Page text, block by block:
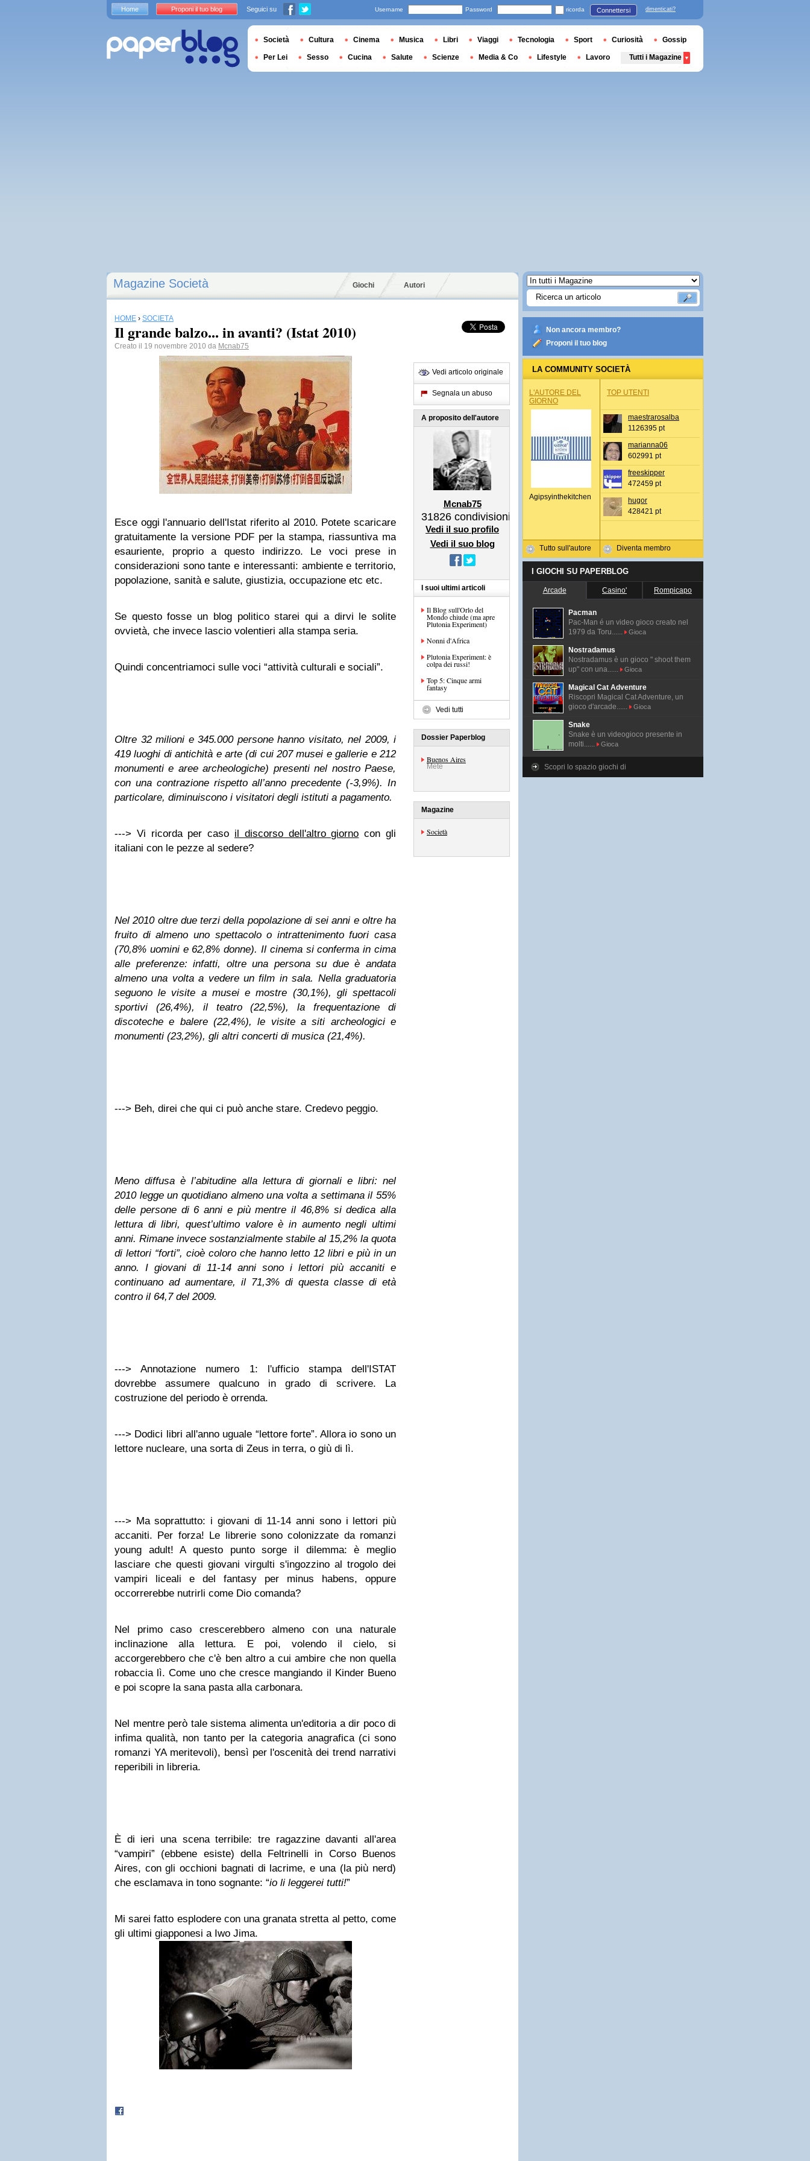
Magazine Società Giochi Autori
HOME › SOCIETÀ
Il grande balzo... in avanti? (Istat 2010)
Creato il 19 novembre 2010 da Mcnab75
Esce oggi l'annuario dell'Istat riferito al 2010. Potete scaricare
gratuitamente la versione PDF per la stampa, riassuntiva ma
esauriente, proprio a questo indirizzo. Le voci prese in
considerazioni sono tante e interessanti: ambiente e territorio,
popolazione, sanità e salute, giustizia, occupazione etc etc.
Se questo fosse un blog politico starei qui a dirvi le solite
ovvietà, che invece lascio volentieri alla stampa seria.
Quindi concentriamoci sulle voci “attività culturali e sociali”.
Oltre 32 milioni e 345.000 persone hanno visitato, nel 2009, i
419 luoghi di antichità e arte (di cui 207 musei e gallerie e 212
monumenti e aree archeologiche) presenti nel nostro Paese,
con una contrazione rispetto all’anno precedente (-3,9%). In
particolare, diminuiscono i visitatori degli istituti a pagamento.
---> Vi ricorda per caso il discorso dell'altro giorno con gli
italiani con le pezze al sedere?
Nel 2010 oltre due terzi della popolazione di sei anni e oltre ha
fruito di almeno uno spettacolo o intrattenimento fuori casa
(70,8% uomini e 62,8% donne). Il cinema si conferma in cima
alle preferenze: infatti, oltre una persona su due è andata
almeno una volta a vedere un film in sala. Nella graduatoria
seguono le visite a musei e mostre (30,1%), gli spettacoli
sportivi (26,4%), il teatro (22,5%), la frequentazione di
discoteche e balere (22,4%), le visite a siti archeologici e
monumenti (23,2%), gli altri concerti di musica (21,4%).
---> Beh, direi che qui ci può anche stare. Credevo peggio.
Meno diffusa è l’abitudine alla lettura di giornali e libri: nel
2010 legge un quotidiano almeno una volta a settimana il 55%
delle persone di 6 anni e più mentre il 46,8% si dedica alla
lettura di libri, quest’ultimo valore è in aumento negli ultimi
anni. Rimane invece sostanzialmente stabile al 15,2% la quota
di lettori “forti”, cioè coloro che hanno letto 12 libri e più in un
anno. I giovani di 11-14 anni sono i lettori più accaniti e
continuano ad aumentare, il 71,3% di questa classe di età
contro il 64,7 del 2009.
---> Annotazione numero 1: l'ufficio stampa dell'ISTAT
dovrebbe assumere qualcuno in grado di scrivere. La
costruzione del periodo è orrenda.
---> Dodici libri all'anno uguale “lettore forte”. Allora io sono un
lettore nucleare, una sorta di Zeus in terra, o giù di lì.
---> Ma soprattutto: i giovani di 11-14 anni sono i lettori più
accaniti. Per forza! Le librerie sono colonizzate da romanzi
young adult! A questo punto sorge il dilemma: è meglio
lasciare che questi giovani virgulti s'ingozzino al trogolo dei
vampiri liceali e del fantasy per minus habens, oppure
occorrerebbe nutrirli come Dio comanda?
Nel primo caso crescerebbero almeno con una naturale
inclinazione alla lettura. E poi, volendo il cielo, si
accorgerebbero che c'è ben altro a cui ambire che non quella
robaccia lì. Come uno che cresce mangiando il Kinder Bueno
e poi scopre la sana pasta alla carbonara.
Nel mentre però tale sistema alimenta un'editoria a dir poco di
infima qualità, non tanto per la categoria anagrafica (ci sono
romanzi YA meritevoli), bensì per l'oscenità dei trend narrativi
reperibili in libreria.
È di ieri una scena terribile: tre ragazzine davanti all'area
“vampiri” (ebbene esiste) della Feltrinelli in Corso Buenos
Aires, con gli occhioni bagnati di lacrime, e una (la più nerd)
che esclamava in tono sognante: “io li leggerei tutti!”
Mi sarei fatto esplodere con una granata stretta al petto, come
gli ultimi giapponesi a Iwo Jima.
Vedi articolo originale
Segnala un abuso
A proposito dell'autore
Mcnab75
31826 condivisioni
Vedi il suo profilo
Vedi il suo blog
I suoi ultimi articoli
Il Blog sull'Orlo del
Mondo chiude (ma apre
Plutonia Experiment)
Nonni d'Africa
Plutonia Experiment: è
colpa dei russi!
Top 5: Cinque armi
fantasy
Vedi tutti
Dossier Paperblog
Buenos Aires
Mete
Magazine
Società
Non ancora membro?
Proponi il tuo blog
LA COMMUNITY SOCIETÀ
L'AUTORE DEL
GIORNO
Agipsyinthekitchen
Tutto sull'autore
TOP UTENTI
maestrarosalba
1126395 pt
marianna06
602991 pt
freeskipper
472459 pt
hugor
428421 pt
Diventa membro
I GIOCHI SU PAPERBLOG
Arcade Casino' Rompicapo
Pacman
Pac-Man é un video gioco creato nel
1979 da Toru......
Gioca
Nostradamus
Nostradamus è un gioco " shoot them
up" con una......
Gioca
Magical Cat Adventure
Riscopri Magical Cat Adventure, un
gioco d'arcade......
Gioca
Snake
Snake è un videogioco presente in
molti......
Gioca
Scopri lo spazio giochi di
Home Proponi il tuo blog Seguici su Username Password ricorda Connettersi dimenticati?
Società Cultura Cinema Musica Libri Viaggi Tecnologia Sport Curiosità Gossip
Per Lei Sesso Cucina Salute Scienze Media & Co Lifestyle Lavoro Tutti i Magazine